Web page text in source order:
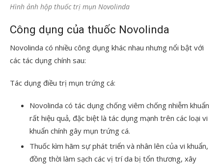
Hình ảnh hộp thuốc trị mụn Novolinda
Công dụng của thuốc Novolinda
Novolinda có nhiều công dụng khác nhau nhưng nổi bật với
các tác dụng chính sau:
Tác dụng điều trị mụn trứng cá:
Novolinda có tác dụng chống viêm chống nhiễm khuẩn
rất hiệu quả, đặc biệt là tác dụng mạnh trên các loại vi
khuẩn chính gây mụn trứng cá.
Thuốc kìm hãm sự phát triển và nhân lên của vi khuẩn,
đồng thời làm sạch các vị trí da bị tổn thương, xây